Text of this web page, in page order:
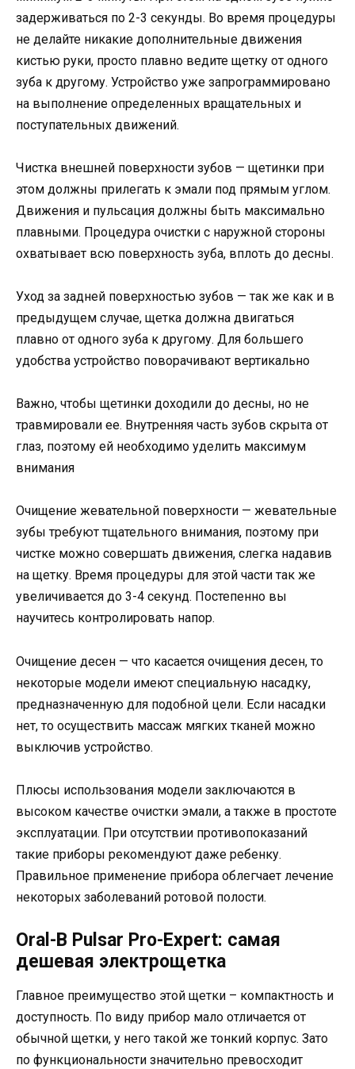
задерживаться по 2-3 секунды. Во время процедуры
не делайте никакие дополнительные движения
кистью руки, просто плавно ведите щетку от одного
зуба к другому. Устройство уже запрограммировано
на выполнение определенных вращательных и
поступательных движений.
Чистка внешней поверхности зубов — щетинки при
этом должны прилегать к эмали под прямым углом.
Движения и пульсация должны быть максимально
плавными. Процедура очистки с наружной стороны
охватывает всю поверхность зуба, вплоть до десны.
Уход за задней поверхностью зубов — так же как и в
предыдущем случае, щетка должна двигаться
плавно от одного зуба к другому. Для большего
удобства устройство поворачивают вертикально
Важно, чтобы щетинки доходили до десны, но не
травмировали ее. Внутренняя часть зубов скрыта от
глаз, поэтому ей необходимо уделить максимум
внимания
Очищение жевательной поверхности — жевательные
зубы требуют тщательного внимания, поэтому при
чистке можно совершать движения, слегка надавив
на щетку. Время процедуры для этой части так же
увеличивается до 3-4 секунд. Постепенно вы
научитесь контролировать напор.
Очищение десен — что касается очищения десен, то
некоторые модели имеют специальную насадку,
предназначенную для подобной цели. Если насадки
нет, то осуществить массаж мягких тканей можно
выключив устройство.
Плюсы использования модели заключаются в
высоком качестве очистки эмали, а также в простоте
эксплуатации. При отсутствии противопоказаний
такие приборы рекомендуют даже ребенку.
Правильное применение прибора облегчает лечение
некоторых заболеваний ротовой полости.
Oral-B Pulsar Pro-Expert: самая
дешевая электрощетка
Главное преимущество этой щетки – компактность и
доступность. По виду прибор мало отличается от
обычной щетки, у него такой же тонкий корпус. Зато
по функциональности значительно превосходит